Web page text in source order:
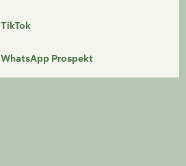
TikTok
WhatsApp Prospekt